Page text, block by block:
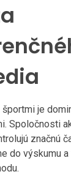
športmi je
Spoločnosti
značnú
do výskumu